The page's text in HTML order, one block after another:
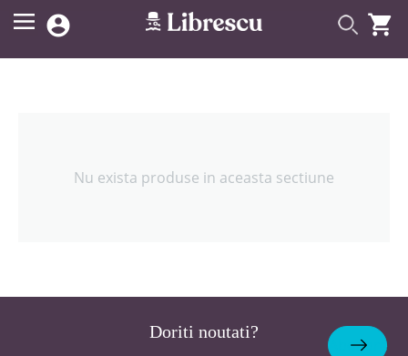
 
Nu exista produse in aceasta sectiune
Doriti noutati?
Abonare